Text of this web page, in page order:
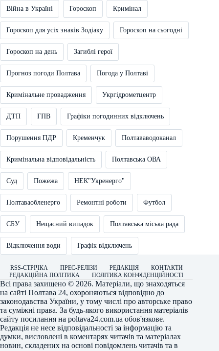
Війна в Україні Гороскоп Кримінал
Гороскоп для усіх знаків Зодіаку Гороскоп на сьогодні
Гороскоп на день Загиблі герої
Прогноз погоди Полтава Погода у Полтаві
Кримінальне провадження Укргідрометцентр
ДТП ГПВ Графіки погодинних відключень
Порушення ПДР Кременчук Полтававодоканал
Кримінальна відповідальність Полтавська ОВА
Суд Пожежа НЕК"Укренерго"
Полтаваобленерго Ремонтні роботи Футбол
СБУ Нещасний випадок Полтавська міська рада
Відключення води Графік відключень
RSS-СТРІЧКА ПРЕС-РЕЛІЗИ РЕДАКЦІЯ
КОНТАКТИ
РЕДАКЦІЙНА ПОЛІТИКА
ПОЛІТИКА КОНФІДЕНЦІЙНОСТІ
Всі права захищено © 2026. Матеріали, що знаходяться
на сайті Полтава 24, охороняються відповідно до
законодавства України, у тому числі про авторське право
та суміжні права. За будь-якого використання матеріалів
сайту посилання на poltava24.com.ua обов'язкове.
Редакція не несе відповідальності за інформацію та
думки, висловлені в коментарях читачів та матеріалах
новин, складених на основі повідомлень читачів та в